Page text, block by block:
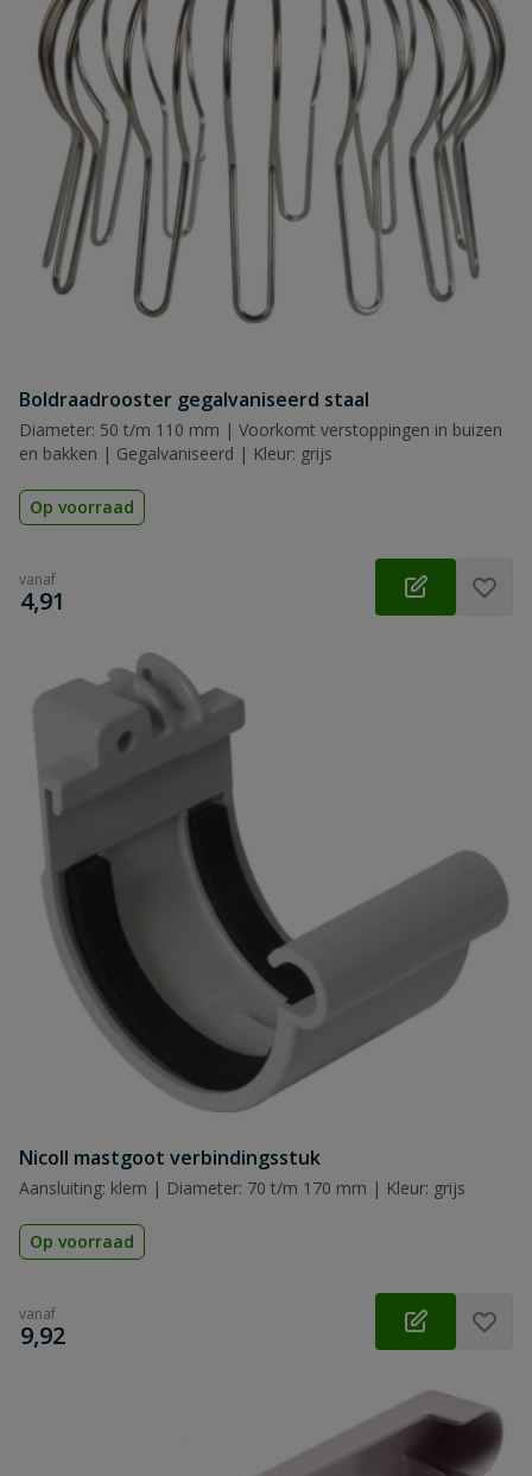
Boldraadrooster gegalvaniseerd staal
Diameter: 50 t/m 110 mm | Voorkomt verstoppingen in buizen
en bakken | Gegalvaniseerd | Kleur: grijs
Op voorraad
vanaf
€
4,91
Nicoll mastgoot verbindingsstuk
Aansluiting: klem | Diameter: 70 t/m 170 mm | Kleur: grijs
Op voorraad
vanaf
€
9,92